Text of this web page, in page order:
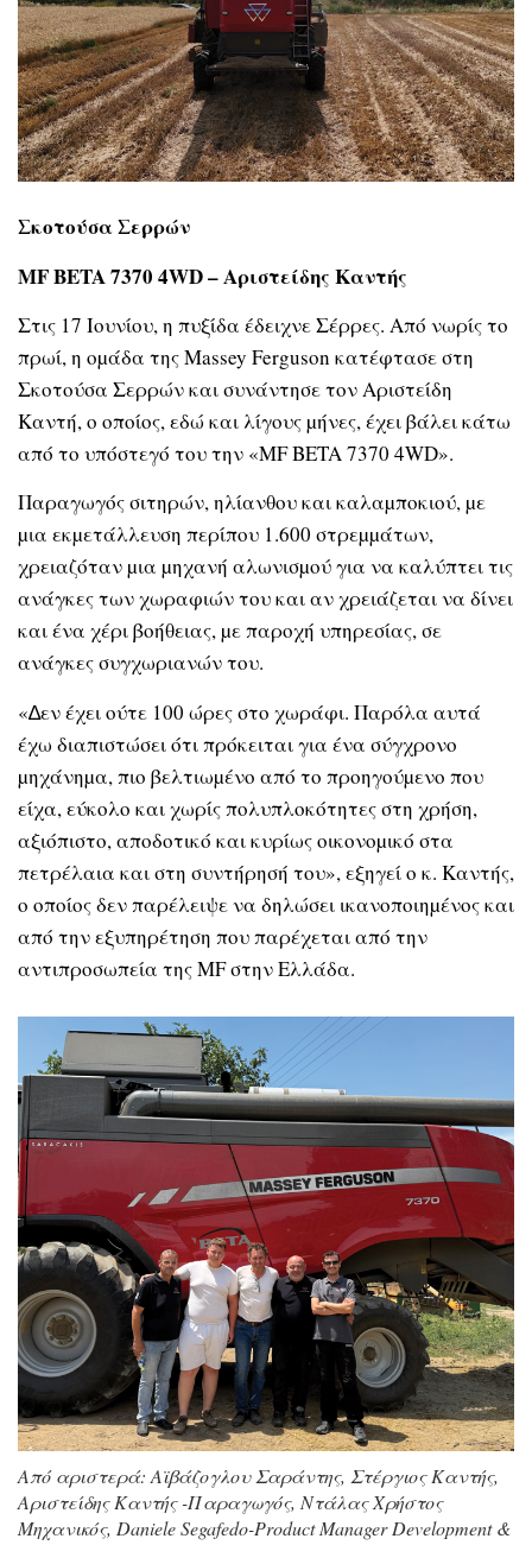
Σκοτούσα Σερρών
MF BETA 7370 4WD – Αριστείδης Καντής
Στις 17 Ιουνίου, η πυξίδα έδειχνε Σέρρες. Από νωρίς το
πρωί, η οµάδα της Massey Ferguson κατέφτασε στη
Σκοτούσα Σερρών και συνάντησε τον Αριστείδη
Καντή, ο οποίος, εδώ και λίγους µήνες, έχει βάλει κάτω
από το υπόστεγό του την «MF BETA 7370 4WD».
Παραγωγός σιτηρών, ηλίανθου και καλαµποκιού, µε
µια εκµετάλλευση περίπου 1.600 στρεµµάτων,
χρειαζόταν µια µηχανή αλωνισµού για να καλύπτει τις
ανάγκες των χωραφιών του και αν χρειάζεται να δίνει
και ένα χέρι βοήθειας, µε παροχή υπηρεσίας, σε
ανάγκες συγχωριανών του.
«∆εν έχει ούτε 100 ώρες στο χωράφι. Παρόλα αυτά
έχω διαπιστώσει ότι πρόκειται για ένα σύγχρονο
µηχάνηµα, πιο βελτιωµένο από το προηγούµενο που
είχα, εύκολο και χωρίς πολυπλοκότητες στη χρήση,
αξιόπιστο, αποδοτικό και κυρίως οικονοµικό στα
πετρέλαια και στη συντήρησή του», εξηγεί ο κ. Καντής,
ο οποίος δεν παρέλειψε να δηλώσει ικανοποιηµένος και
από την εξυπηρέτηση που παρέχεται από την
αντιπροσωπεία της MF στην Ελλάδα.
Από αριστερά: Αϊβάζογλου Σαράντης, Στέργιος Καντής,
Αριστείδης Καντής -Παραγωγός, Ντάλας Χρήστος
Μηχανικός, Daniele Segafedo-Product Manager Development &